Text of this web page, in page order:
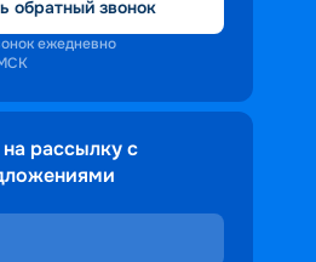
обратный звонок
ежедневно
рассылку с